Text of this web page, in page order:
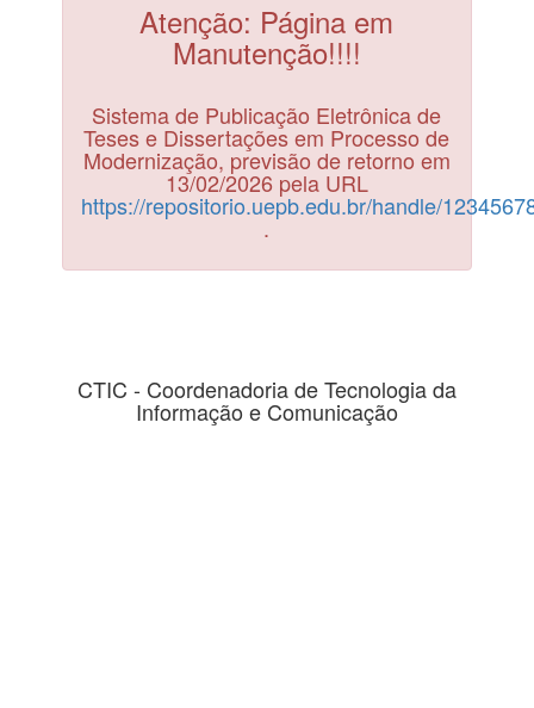
Atenção: Página em
Manutenção!!!!
Sistema de Publicação Eletrônica de
Teses e Dissertações em Processo de
Modernização, previsão de retorno em
13/02/2026 pela URL
https://repositorio.uepb.edu.br/handle/
.
CTIC - Coordenadoria de Tecnologia da
Informação e Comunicação